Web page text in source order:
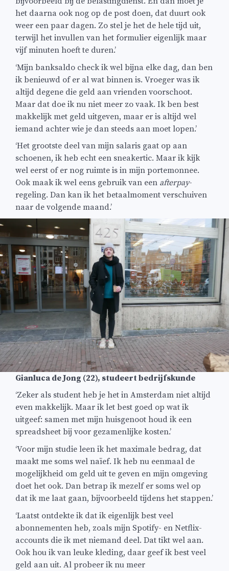
het daarna ook nog op de post doen, dat duurt ook
weer een paar dagen. Zo stel je het de hele tijd uit,
terwijl het invullen van het formulier eigenlijk maar
vijf minuten hoeft te duren.’
‘Mijn banksaldo check ik wel bijna elke dag, dan ben
ik benieuwd of er al wat binnen is. Vroeger was ik
altijd degene die geld aan vrienden voorschoot.
Maar dat doe ik nu niet meer zo vaak. Ik ben best
makkelijk met geld uitgeven, maar er is altijd wel
iemand achter wie je dan steeds aan moet lopen.’
‘Het grootste deel van mijn salaris gaat op aan
schoenen, ik heb echt een sneakertic. Maar ik kijk
wel eerst of er nog ruimte is in mijn portemonnee.
Ook maak ik wel eens gebruik van een afterpay-
regeling. Dan kan ik het betaalmoment verschuiven
naar de volgende maand.’
Gianluca de Jong (22), studeert bedrijfskunde
‘Zeker als student heb je het in Amsterdam niet altijd
even makkelijk. Maar ik let best goed op wat ik
uitgeef: samen met mijn huisgenoot houd ik een
spreadsheet bij voor gezamenlijke kosten.’
‘Voor mijn studie leen ik het maximale bedrag, dat
maakt me soms wel naïef. Ik heb nu eenmaal de
mogelijkheid om geld uit te geven en mijn omgeving
doet het ook. Dan betrap ik mezelf er soms wel op
dat ik me laat gaan, bijvoorbeeld tijdens het stappen.’
‘Laatst ontdekte ik dat ik eigenlijk best veel
abonnementen heb, zoals mijn Spotify- en Netflix-
accounts die ik met niemand deel. Dat tikt wel aan.
Ook hou ik van leuke kleding, daar geef ik best veel
geld aan uit. Al probeer ik nu meer